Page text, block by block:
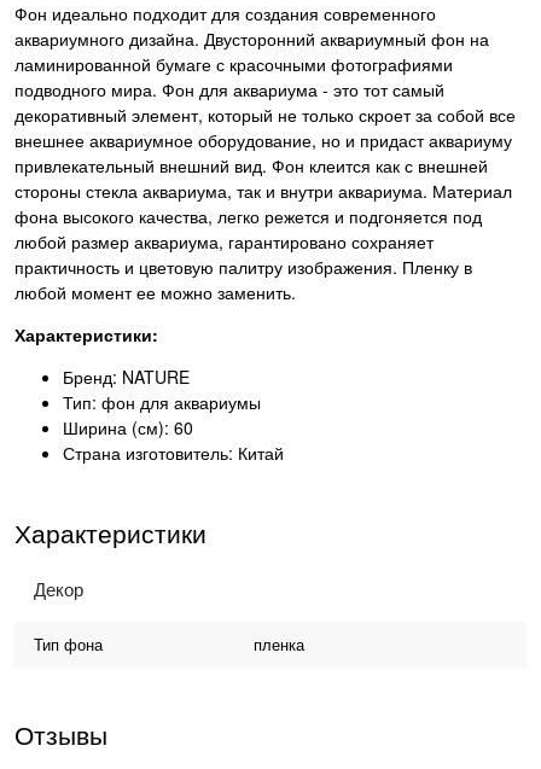
Фон идеально подходит для создания современного
аквариумного дизайна. Двусторонний аквариумный фон на
ламинированной бумаге с красочными фотографиями
подводного мира. Фон для аквариума - это тот самый
декоративный элемент, который не только скроет за собой все
внешнее аквариумное оборудование, но и придаст аквариуму
привлекательный внешний вид. Фон клеится как с внешней
стороны стекла аквариума, так и внутри аквариума. Материал
фона высокого качества, легко режется и подгоняется под
любой размер аквариума, гарантировано сохраняет
практичность и цветовую палитру изображения. Пленку в
любой момент ее можно заменить.
Характеристики:
Бренд: NATURE
Тип: фон для аквариумы
Ширина (см): 60
Страна изготовитель: Китай
Характеристики
Декор
Тип фона пленка
Отзывы